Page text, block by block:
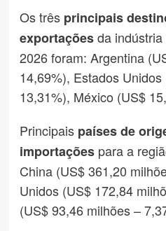
Os três principais
exportaçõesda indústria
2026 foram: Argentina
14,69%), Estados
13,31%), México (US$
Principais países de
importaçõespara a
China (US$ 361,20
Unidos (US$ 172,84
(US$ 93,46 milhões –